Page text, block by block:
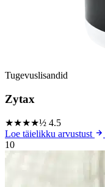
Tugevuslisandid
Zytax
★★★★½ 4.5
Loe täielikku arvustust
10